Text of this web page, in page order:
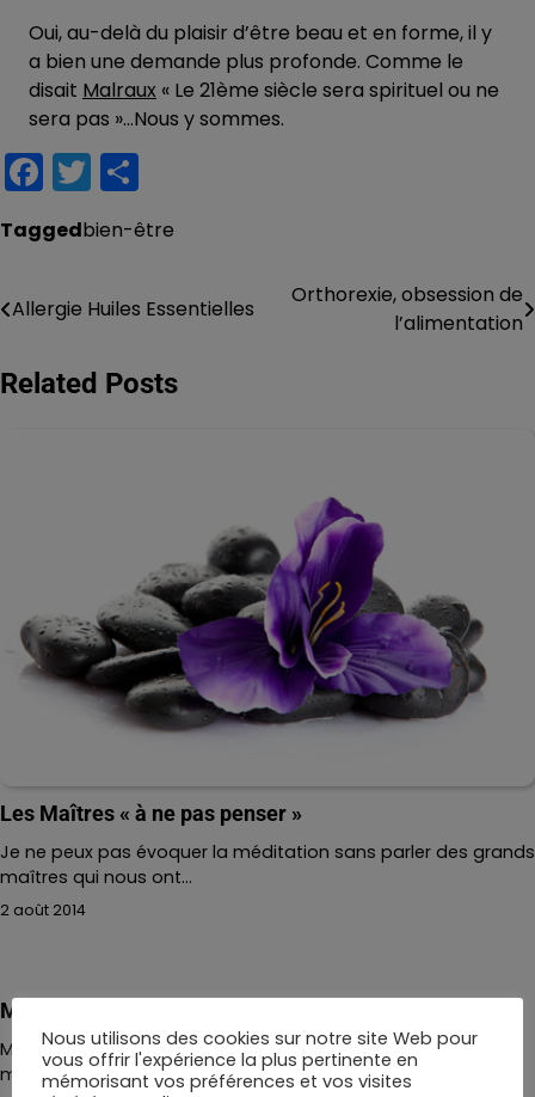
Oui, au-delà du plaisir d’être beau et en forme, il y
a bien une demande plus profonde. Comme le
disait Malraux « Le 21ème siècle sera spirituel ou ne
sera pas »…Nous y sommes.
Facebook
Twitter
Taggedbien-être
Navigation
l’article
Allergie Huiles Essentielles
Orthorexie, obsession de
l’alimentation
Related Posts
Les Maîtres « à ne pas penser »
Je ne peux pas évoquer la méditation sans parler des grands
maîtres qui nous ont…
2 août 2014
Marche à pied, meilleure des médecines
Marche à pied, meilleure des médecines Marche à pied : le
mouvement le plus simple…
Nous utilisons des cookies sur notre site Web pour
vous offrir l'expérience la plus pertinente en
mémorisant vos préférences et vos visites